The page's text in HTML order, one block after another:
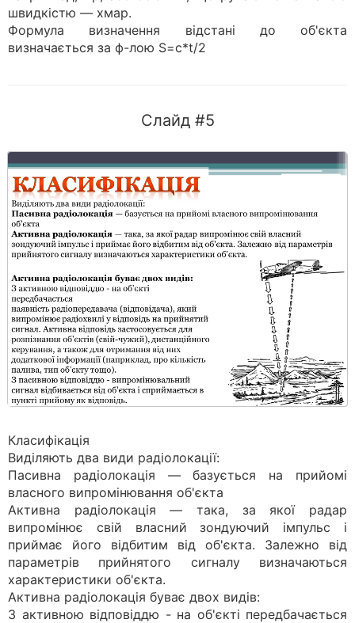
швидкістю — хмар.
Формула визначення відстані до об'єкта
визначається за ф-лою S=c*t/2
Слайд #5
Класифікація
Виділяють два види радіолокації:
Пасивна радіолокація — базується на прийомі
власного випромінювання об'єкта
Активна радіолокація — така, за якої радар
випромінює свій власний зондуючий імпульс і
приймає його відбитим від об'єкта. Залежно від
параметрів прийнятого сигналу визначаються
характеристики об'єкта.
Активна радіолокація буває двох видів:
З активною відповіддю - на об'єкті передбачається